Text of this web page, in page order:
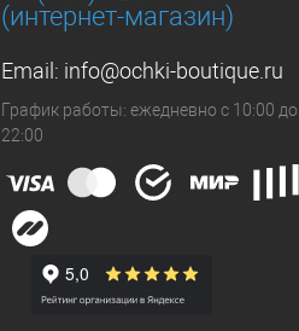
(интернет-магазин)
Email: info@ochki-boutique.ru
График работы: ежедневно с 10:00 до
22:00